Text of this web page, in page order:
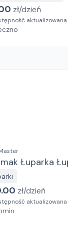
zł/dzień
Cormak
zł/dzień